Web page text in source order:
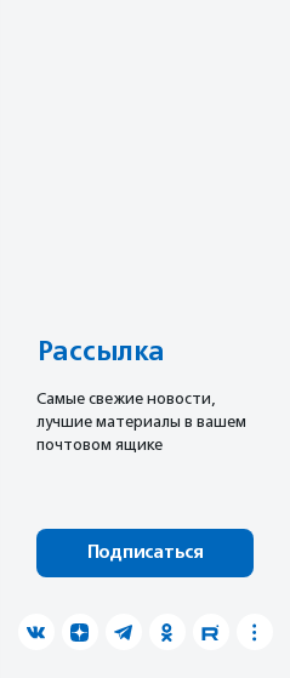
Рассылка
Cамые свежие новости,
лучшие материалы в вашем
почтовом ящике
Подписаться